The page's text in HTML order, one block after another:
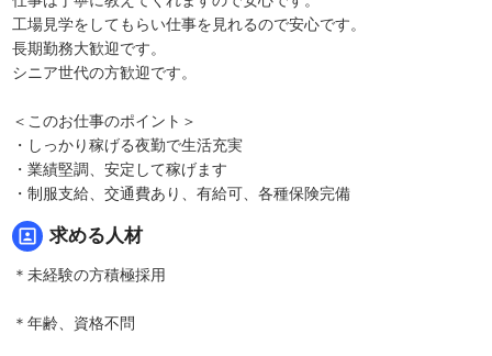
工場見学をしてもらい仕事を見れるので安心です。
長期勤務大歓迎です。
シニア世代の方歓迎です。
＜このお仕事のポイント＞
・しっかり稼げる夜勤で生活充実
・業績堅調、安定して稼げます
・制服支給、交通費あり、有給可、各種保険完備
portrait 求める人材
＊未経験の方積極採用
＊年齢、資格不問